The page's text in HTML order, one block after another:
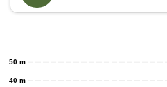
40 m
50 m